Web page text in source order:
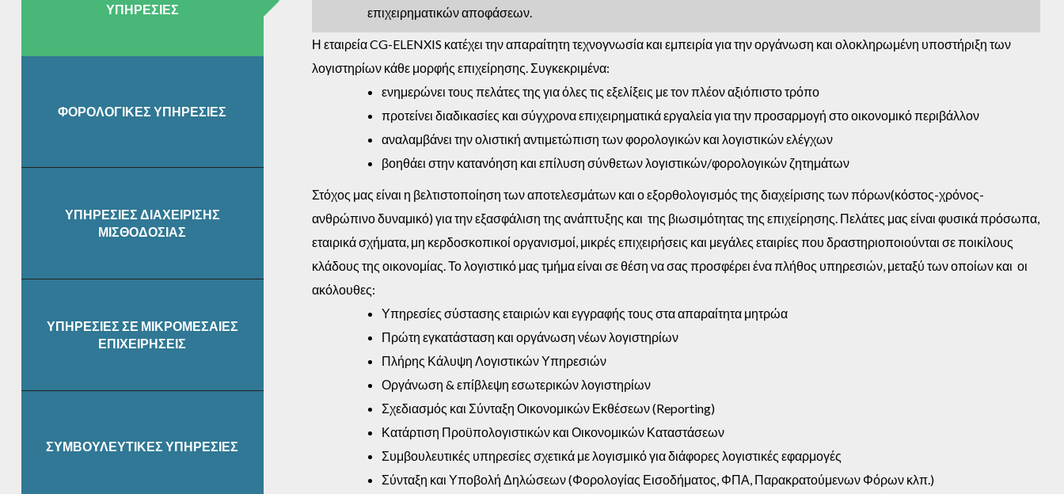
ΥΠΗΡΕΣΙΕΣ
ΦΟΡΟΛΟΓΙΚΕΣ ΥΠΗΡΕΣΙΕΣ
ΥΠΗΡΕΣΙΕΣ ΔΙΑΧΕΙΡΙΣΗΣ
ΜΙΣΘΟΔΟΣΙΑΣ
ΥΠΗΡΕΣΙΕΣ ΣΕ ΜΙΚΡΟΜΕΣΑΙΕΣ
ΕΠΙΧΕΙΡΗΣΕΙΣ
ΣΥΜΒΟΥΛΕΥΤΙΚΕΣ ΥΠΗΡΕΣΙΕΣ
επιχειρηματικών αποφάσεων.
Η εταιρεία CG-ELENXIS κατέχει την απαραίτητη τεχνογνωσία και εμπειρία για την οργάνωση και ολοκληρωμένη υποστήριξη των
λογιστηρίων κάθε μορφής επιχείρησης. Συγκεκριμένα:
ενημερώνει τους πελάτες της για όλες τις εξελίξεις με τον πλέον αξιόπιστο τρόπο
προτείνει διαδικασίες και σύγχρονα επιχειρηματικά εργαλεία για την προσαρμογή στο οικονομικό περιβάλλον
αναλαμβάνει την ολιστική αντιμετώπιση των φορολογικών και λογιστικών ελέγχων
βοηθάει στην κατανόηση και επίλυση σύνθετων λογιστικών/φορολογικών ζητημάτων
Στόχος μας είναι η βελτιστοποίηση των αποτελεσμάτων και ο εξορθολογισμός της διαχείρισης των πόρων(κόστος-χρόνος-
ανθρώπινο δυναμικό) για την εξασφάλιση της ανάπτυξης και της βιωσιμότητας της επιχείρησης. Πελάτες μας είναι φυσικά πρόσωπα,
εταιρικά σχήματα, μη κερδοσκοπικοί οργανισμοί, μικρές επιχειρήσεις και μεγάλες εταιρίες που δραστηριοποιούνται σε ποικίλους
κλάδους της οικονομίας. Το λογιστικό μας τμήμα είναι σε θέση να σας προσφέρει ένα πλήθος υπηρεσιών, μεταξύ των οποίων και οι
ακόλουθες:
Υπηρεσίες σύστασης εταιριών και εγγραφής τους στα απαραίτητα μητρώα
Πρώτη εγκατάσταση και οργάνωση νέων λογιστηρίων
Πλήρης Κάλυψη Λογιστικών Υπηρεσιών
Οργάνωση & επίβλεψη εσωτερικών λογιστηρίων
Σχεδιασμός και Σύνταξη Οικονομικών Εκθέσεων (Reporting)
Κατάρτιση Προϋπολογιστικών και Οικονομικών Καταστάσεων
Συμβουλευτικές υπηρεσίες σχετικά με λογισμικό για διάφορες λογιστικές εφαρμογές
Σύνταξη και Υποβολή Δηλώσεων (Φορολογίας Εισοδήματος, ΦΠΑ, Παρακρατούμενων Φόρων κλπ.)